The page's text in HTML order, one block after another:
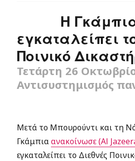
Η
εγκαταλείπει
Ποινικό
Τετάρτη 26
Αντισυστημισμός
Μετά το Μπουρούντι και τη
Γκάμπιαανακοίνωσε (Al
εγκαταλείπει το Διεθνές